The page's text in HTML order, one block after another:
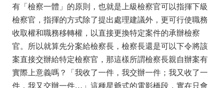
有「檢察一體」的原則，也就是上級檢察官可以指揮下級
檢察官，指揮的方式除了提出處理建議外，更可行使職務
收取權和職務移轉權，以直接更換特定案件的承辦檢察
官。所以就算先分案給檢察長，檢察長還是可以下令將該
案直接交辦給特定檢察官，那這樣所謂檢察長親自辦案有
實際上意義嗎？「我收了一件，我交辦一件；我又收了一
件，我又交辦一件…」這種星爺式的電影橋段，實在只會